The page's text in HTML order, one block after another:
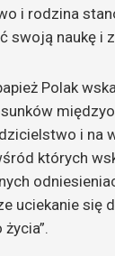
i rodzina
swoją naukę i
Polak
i na
których
uciekanie się